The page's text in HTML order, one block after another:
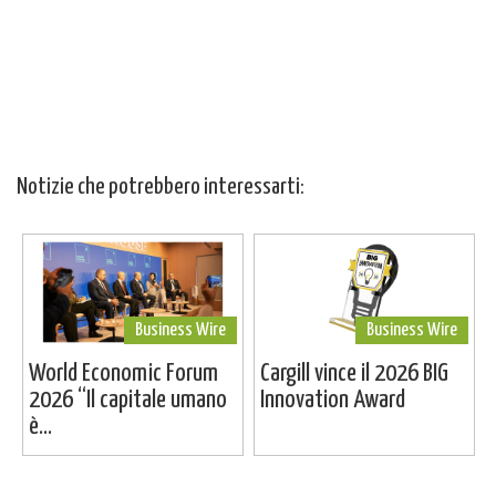
Notizie che potrebbero interessarti:
Business Wire
World Economic Forum
2026 “Il capitale umano
è...
Business Wire
Cargill vince il 2026 BIG
Innovation Award